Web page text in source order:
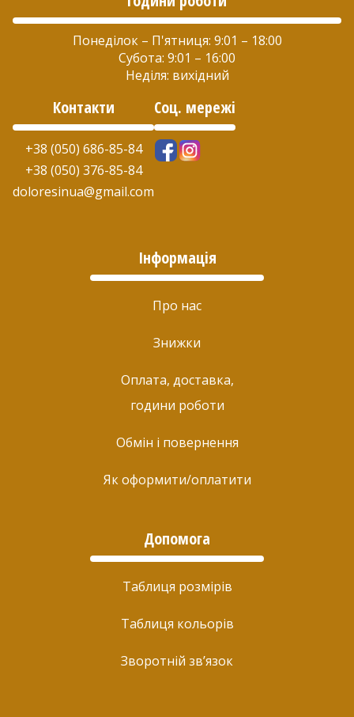
Понеділок – П'ятниця: 9:01 – 18:00
Субота: 9:01 – 16:00
Неділя: вихідний
Контакти
+38 (050) 686-85-84
+38 (050) 376-85-84
doloresinua@gmail.com
Соц. мережі
Інформація
Про нас
Знижки
Оплата, доставка,
години роботи
Обмін і повернення
Як оформити/оплатити
Допомога
Таблиця розмірів
Таблиця кольорів
Зворотній зв’язок